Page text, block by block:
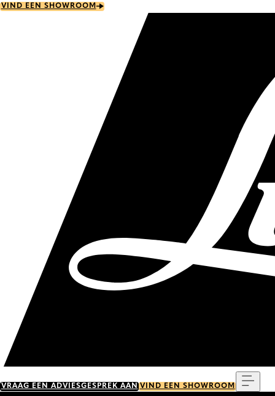
Skip
VIND EEN SHOWROOM
VRAAG EEN ADVIESGESPREK AAN VIND EEN SHOWROOM